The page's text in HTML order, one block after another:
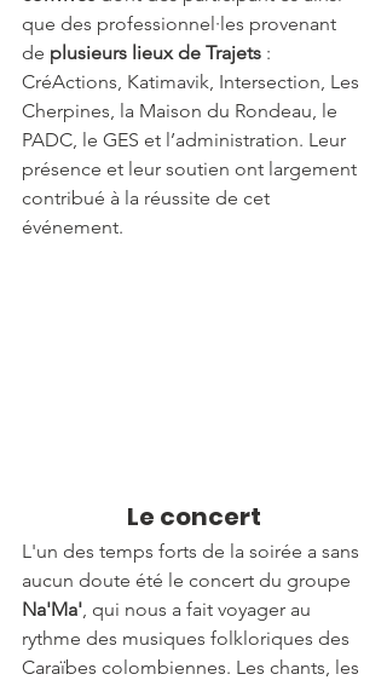
que des professionnel·les provenant
de plusieurs lieux de Trajets :
CréActions, Katimavik, Intersection, Les
Cherpines, la Maison du Rondeau, le
PADC, le GES et l’administration. Leur
présence et leur soutien ont largement
contribué à la réussite de cet
événement.
Le concert
L'un des temps forts de la soirée a sans
aucun doute été le concert du groupe
Na'Ma' , qui nous a fait voyager au
rythme des musiques folkloriques des
Caraïbes colombiennes. Les chants, les